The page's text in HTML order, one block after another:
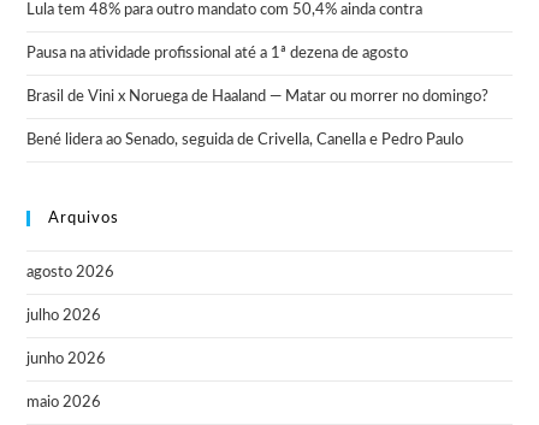
Lula tem 48% para outro mandato com 50,4% ainda contra
Pausa na atividade profissional até a 1ª dezena de agosto
Brasil de Vini x Noruega de Haaland — Matar ou morrer no domingo?
Bené lidera ao Senado, seguida de Crivella, Canella e Pedro Paulo
Arquivos
agosto 2026
julho 2026
junho 2026
maio 2026